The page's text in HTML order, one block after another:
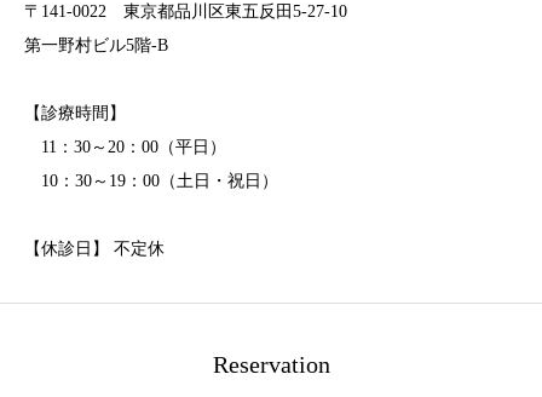
〒141-0022 東京都品川区東五反田5-27-10
第一野村ビル5階-B
【診療時間】
11：30～20：00（平日）
10：30～19：00（土日・祝日）
【休診日】 不定休
Reservation